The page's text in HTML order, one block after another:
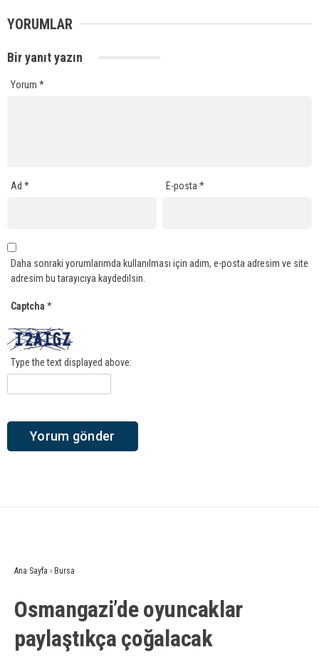
YORUMLAR
Bir yanıt yazın
Yorum *
Ad * E-posta*
Daha sonraki yorumlarımda kullanılması için adım, e-posta adresim ve site
adresim bu tarayıcıya kaydedilsin.
Captcha *
Type the text displayed above:
Ana Sayfa › Bursa
Osmangazi’de oyuncaklar
paylaştıkça çoğalacak